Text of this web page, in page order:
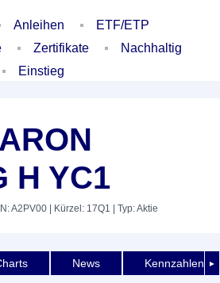
Anleihen
ETF/ETP
Zertifikate
Nachhaltig
Einstieg
H YC1
A2PV00 | Kürzel: 17Q1 | Typ: Aktie
►
News Kennzahlen